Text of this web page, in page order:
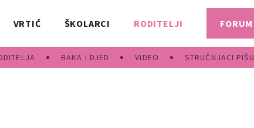
VRTIĆ ŠKOLARCI RODITELJI
BAKA I DJED VIDEO STRUČNJACI PIŠU
FORUM